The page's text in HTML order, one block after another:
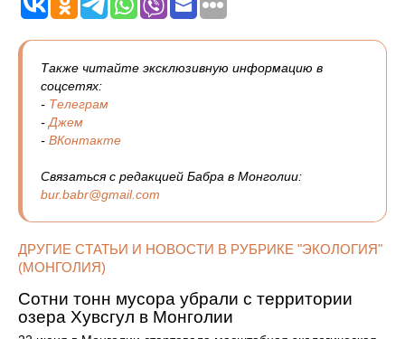
Также читайте эксклюзивную информацию в
соцсетях:
- Телеграм
- Джем
- ВКонтакте
Связаться с редакцией Бабра в Монголии:
bur.babr@gmail.com
ДРУГИЕ СТАТЬИ И НОВОСТИ В РУБРИКЕ "ЭКОЛОГИЯ"
(МОНГОЛИЯ)
Сотни тонн мусора убрали с территории
озера Хувсгул в Монголии